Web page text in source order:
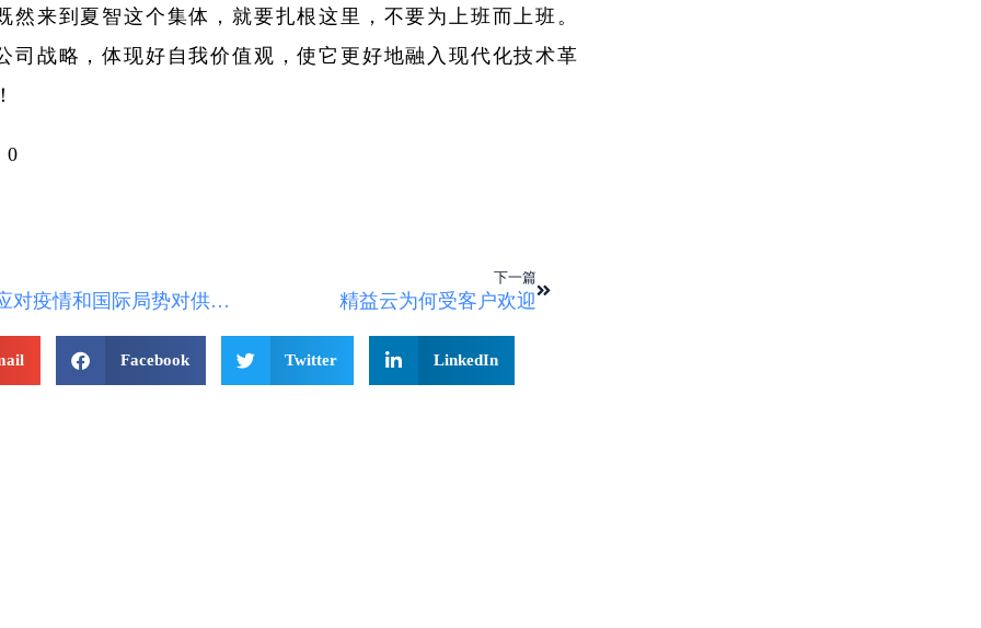
然来到夏智这个集体，就要扎根这里，不要为上班而上班。
司战略，体现好自我价值观，使它更好地融入现代化技术革
0
如何应对疫情和国际局势对供应链的影响？
下一篇
精益云为何受客户欢迎
Facebook Twitter LinkedIn